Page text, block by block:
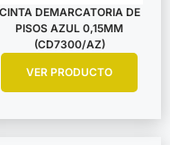
CINTA DEMARCATORIA DE
PISOS AZUL 0,15MM
(CD7300/AZ)
VER PRODUCTO